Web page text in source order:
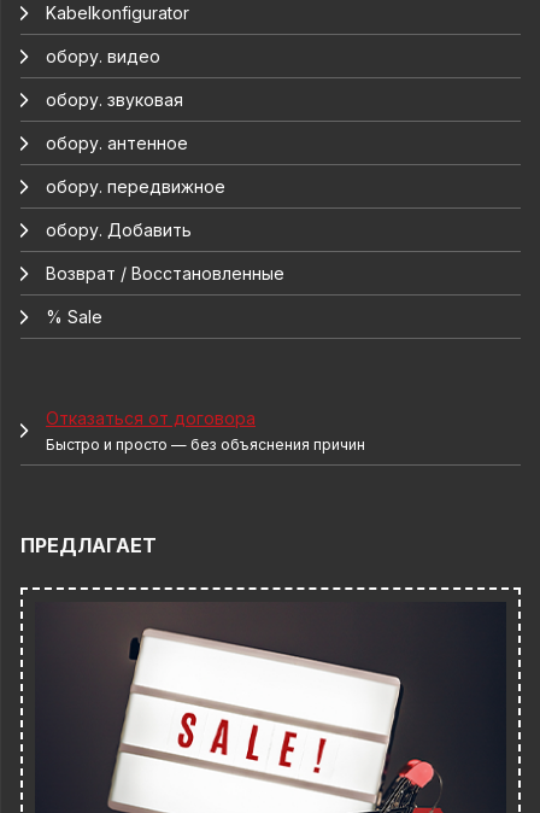
Kabelkonfigurator
обору. видео
обору. звуковая
обору. антенное
обору. передвижное
обору. Добавить
Возврат / Восстановленные
% Sale
Отказаться от договора
Быстро и просто — без объяснения причин
ПРЕДЛАГАЕТ